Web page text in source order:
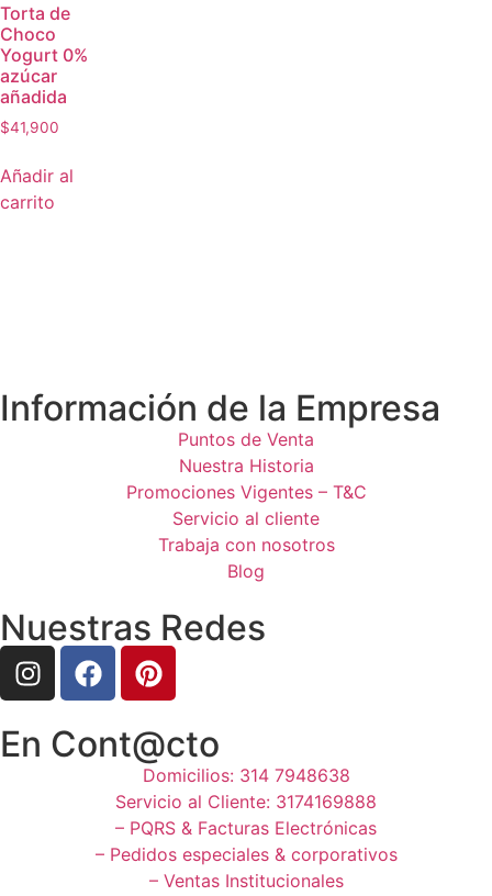
Torta de
Choco
Yogurt 0%
azúcar
añadida
$41,900
Añadir al
carrito
Información de la Empresa
Puntos de Venta
Nuestra Historia
Promociones Vigentes – T&C
Servicio al cliente
Trabaja con nosotros
Blog
Nuestras Redes
En Cont@cto
Domicilios: 314 7948638
Servicio al Cliente: 3174169888
– PQRS & Facturas Electrónicas
– Pedidos especiales & corporativos
– Ventas Institucionales